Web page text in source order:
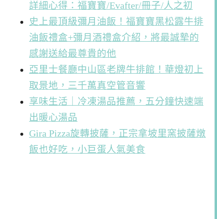
詳細心得：福寶寶/Evafter/冊子/人之初
史上最頂級彌月油飯！福寶寶黑松露牛排
油飯禮盒+彌月酒禮盒介紹，將最誠摯的
感謝送給最尊貴的他
亞里士餐廳中山區老牌牛排館！華燈初上
取景地，三千萬真空管音響
享味生活｜冷凍湯品推薦，五分鐘快速端
出暖心湯品
Gira Pizza旋轉披薩，正宗拿坡里窯披薩燉
飯也好吃，小巨蛋人氣美食